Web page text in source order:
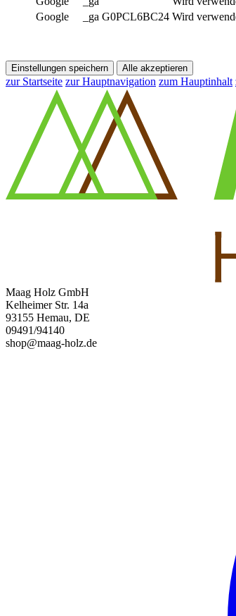
Google
_ga G0PCL6BC24 Wird
Einstellungen speichern Alle akzeptieren
zur Startseite zur Hauptnavigation zum Hauptinhalt
Maag Holz GmbH
Kelheimer Str. 14a
93155 Hemau, DE
09491/94140
shop@maag-holz.de